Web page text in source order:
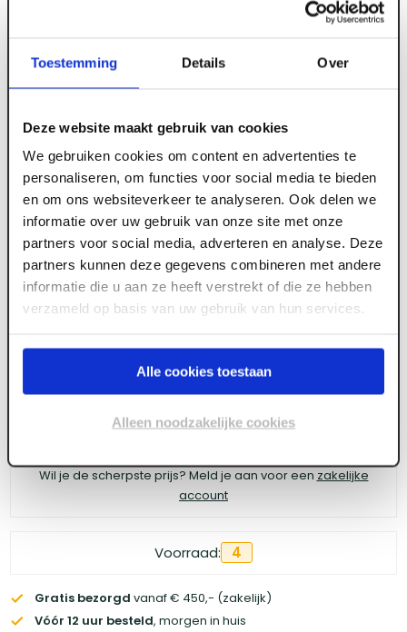
Toestemming Details Over
Deze website maakt gebruik van cookies
We gebruiken cookies om content en advertenties te
personaliseren, om functies voor social media te bieden
en om ons websiteverkeer te analyseren. Ook delen we
informatie over uw gebruik van onze site met onze
partners voor social media, adverteren en analyse. Deze
partners kunnen deze gegevens combineren met andere
informatie die u aan ze heeft verstrekt of die ze hebben
verzameld op basis van uw gebruik van hun services.
Alle cookies toestaan
Alleen noodzakelijke cookies
ART005862
Dynaplus gevelschroef AR-Bronze CK zwarte
kop TX-15 4.0X50/28 (1500)
Meld je aan of maak een account aan om toegang
Log in voor prijzen
Wil je de scherpste prijs? Meld je aan voor een zakelijke
account
Voorraad: 4
Gratis bezorgd vanaf € 450,- (zakelijk)
Vóór 12 uur besteld, morgen in huis